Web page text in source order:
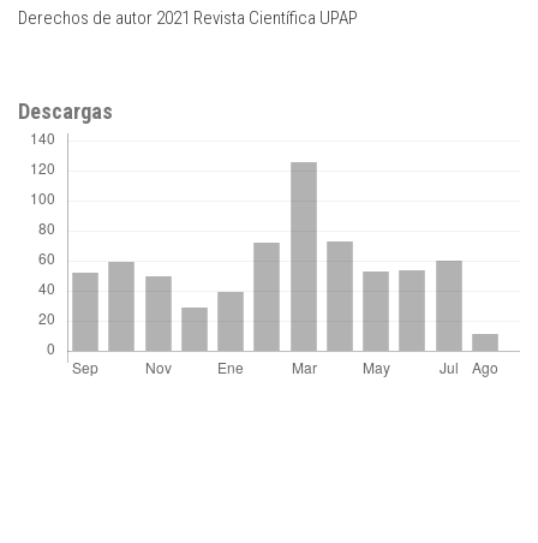
Derechos de autor 2021 Revista Científica UPAP
Descargas